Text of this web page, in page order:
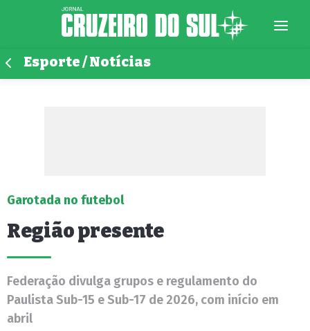
Esporte / Notícias
Garotada no futebol
Região presente
Federação divulga grupos e regulamento do
Paulista Sub-15 e Sub-17 de 2026, com início em
abril